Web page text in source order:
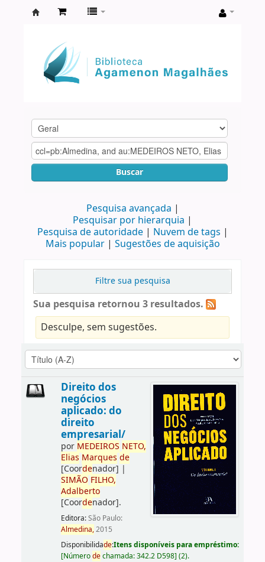
Agamenon
Magalhães
Buscar
Pesquisa avançada
Pesquisar por hierarquia
Pesquisa de autoridade
Nuvem de tags
Mais popular
Sugestões de aquisição
Filtre sua pesquisa
Sua pesquisa retornou 3 resultados.
Desculpe, sem sugestões.
Direito dos
negócios
aplicado: do
direito
empresarial/
por MEDEIROS NETO,
Elias Marques de
[Coordenador] |
SIMÃO FILHO,
Adalberto
[Coordenador].
Editora:São Paulo:
Almedina,2015
Disponibilidade:Itens disponíveis para empréstimo:
[Númerodechamada:342.2 D598] (2).